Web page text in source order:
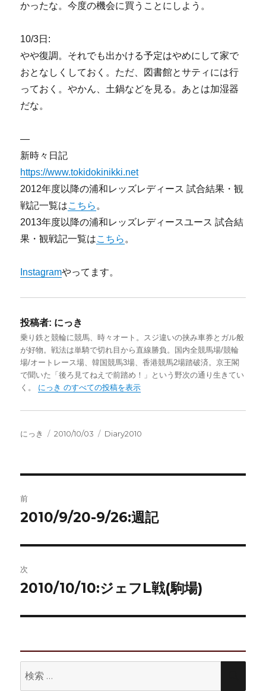
かったな。今度の機会に買うことにしよう。
10/3日:
やや復調。それでも出かける予定はやめにして家で
おとなしくしておく。ただ、図書館とサティには行
っておく。やかん、土鍋などを見る。あとは加湿器
だな。
—
新時々日記
https://www.tokidokinikki.net
2012年度以降の浦和レッズレディース 試合結果・観
戦記一覧はこちら 。
2013年度以降の浦和レッズレディースユース 試合結
果・観戦記一覧はこちら 。
Instagramやってます。
投稿者: にっき
乗り鉄と競輪に競馬、時々オート。スジ違いの挟み車券とガル般
が好物。戦法は単騎で切れ目から直線勝負。国内全競馬場/競輪
場/オートレース場、韓国競馬3場、香港競馬2場踏破済。京王閣
で聞いた「後ろ見てねえで前踏め！」という野次の通り生きてい
く。 にっき のすべての投稿を表示
投
にっき
投
2010/10/03
カ
Diary2010
稿
ビ
ゲ
ー
ョ
ン
前
前
投
稿:
2010/9/20-9/26:週記
次
次
投
2010/10/10:ジェフL戦(駒場)
索